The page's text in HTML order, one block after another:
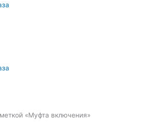
«Муфта включения»